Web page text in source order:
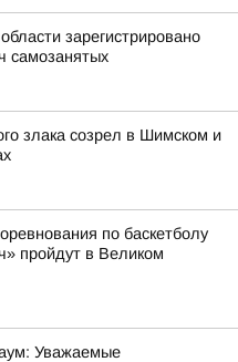
зарегистрировано
самозанятых
злака созрел в Шимском и
по баскетболу
пройдут в Великом
Уважаемые